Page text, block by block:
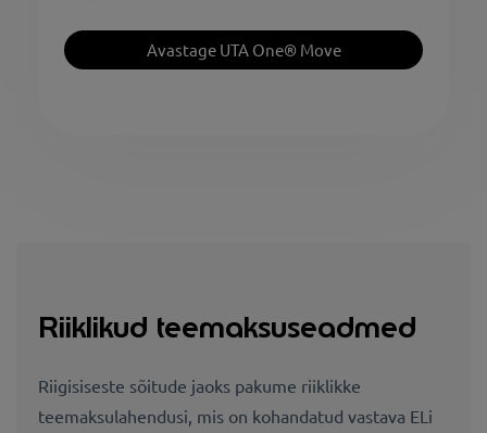
Avastage UTA One® Move
Riiklikud teemaksuseadmed
Riigisiseste sõitude jaoks pakume riiklikke
teemaksulahendusi, mis on kohandatud vastava ELi